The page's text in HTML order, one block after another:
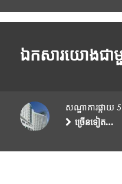
ឯកសារយោងជា
សណ្ឋាគារផ្កាយ
ច្រើនទៀត…